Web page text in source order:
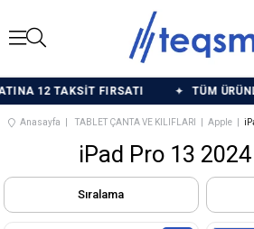
TAKSİT FIRSATI TÜM
Anasayfa TABLET ÇANTA VE KILIFLARI Apple
iPad Pro 13 2024
Sıralama